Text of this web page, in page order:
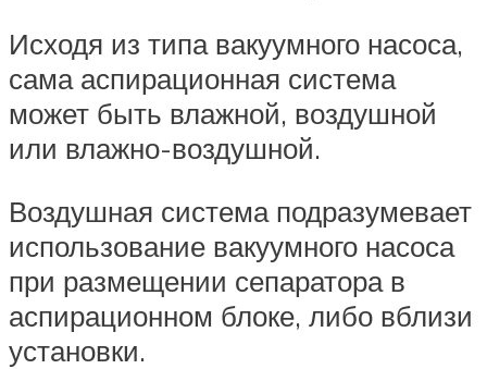
Исходя из типа вакуумного насоса,
сама аспирационная система
может быть влажной, воздушной
или влажно-воздушной.
Воздушная система подразумевает
использование вакуумного насоса
при размещении сепаратора в
аспирационном блоке, либо вблизи
установки.